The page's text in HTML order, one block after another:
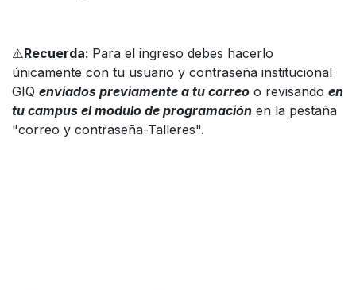
⚠️Recuerda: Para el ingreso debes hacerlo
únicamente con tu usuario y contraseña institucional
GIQ enviados previamente a tu correo o revisando en
tu campus el modulo de programación en la pestaña
"correo y contraseña-Talleres".